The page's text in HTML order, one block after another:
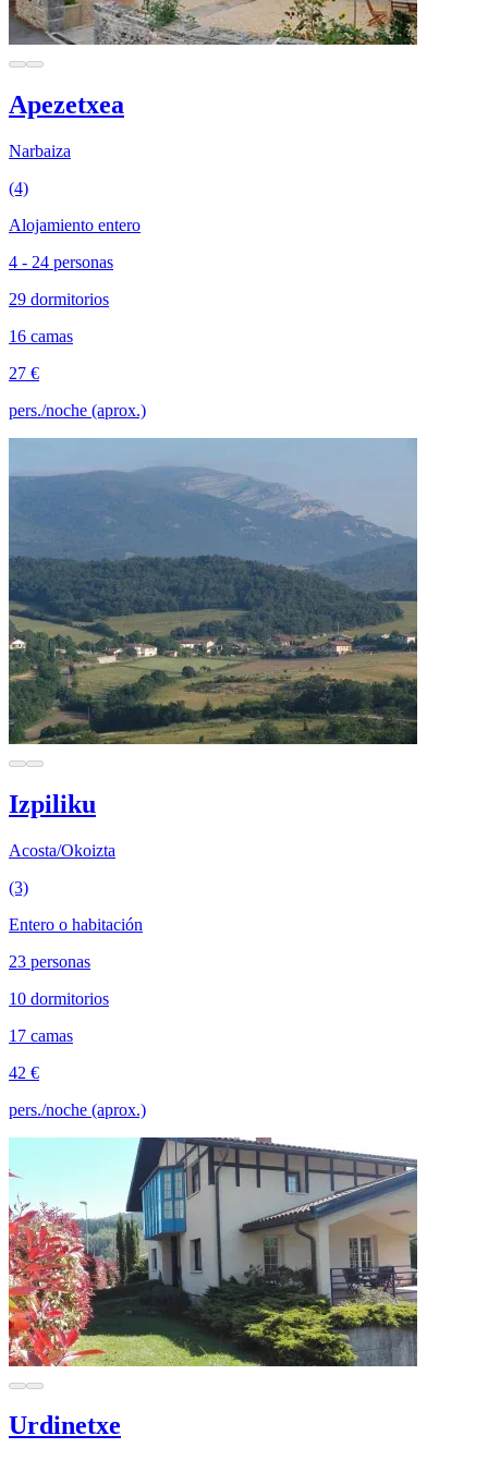
Apezetxea
Narbaiza
(4)
Alojamiento entero
4 - 24 personas
29 dormitorios
16 camas
27 €
pers./noche (aprox.)
Izpiliku
Acosta/Okoizta
(3)
Entero o habitación
23 personas
10 dormitorios
17 camas
42 €
pers./noche (aprox.)
Urdinetxe